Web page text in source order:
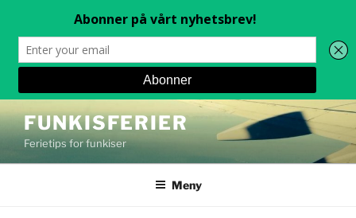
til
innhold
FUNKISFERIER
Ferietips for funkiser
Meny